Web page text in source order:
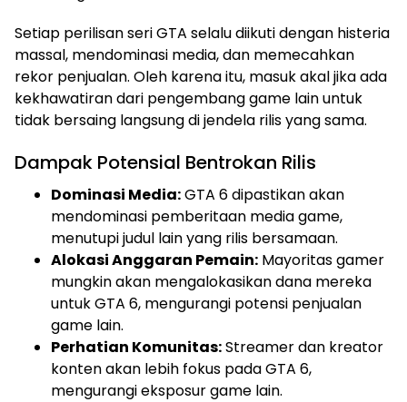
Setiap perilisan seri GTA selalu diikuti dengan histeria
massal, mendominasi media, dan memecahkan
rekor penjualan. Oleh karena itu, masuk akal jika ada
kekhawatiran dari pengembang game lain untuk
tidak bersaing langsung di jendela rilis yang sama.
Dampak Potensial Bentrokan Rilis
Dominasi Media:GTA 6 dipastikan akan
mendominasi pemberitaan media game,
menutupi judul lain yang rilis bersamaan.
Alokasi Anggaran Pemain: Mayoritas gamer
mungkin akan mengalokasikan dana mereka
untuk GTA 6, mengurangi potensi penjualan
game lain.
Perhatian Komunitas:Streamer dan kreator
konten akan lebih fokus pada GTA 6,
mengurangi eksposur game lain.